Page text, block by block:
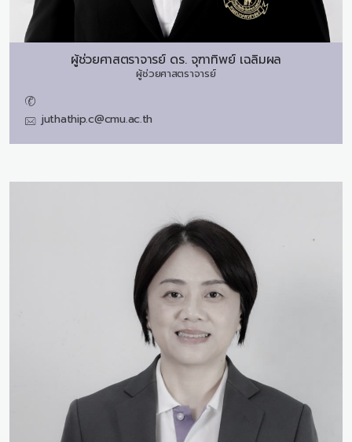
ผู้ช่วยศาสตราจารย์ ดร. จุฑาทิพย์ เฉลิมผล
ผู้ช่วยศาสตราจารย์
juthathip.c@cmu.ac.th